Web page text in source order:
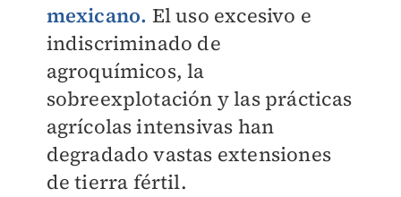
mexicano. El uso excesivo e
indiscriminado de
agroquímicos, la
sobreexplotación y las prácticas
agrícolas intensivas han
degradado vastas extensiones
de tierra fértil.